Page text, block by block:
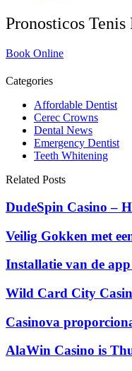
Pronosticos
Book Online
Categories
Affordable Dentist
Cerec Crowns
Dental News
Emergency Dentist
Teeth Whitening
Related Posts
DudeSpin Casino –
Veilig Gokken met
Installatie van de
Wild Card City
Casinova
AlaWin Casino is